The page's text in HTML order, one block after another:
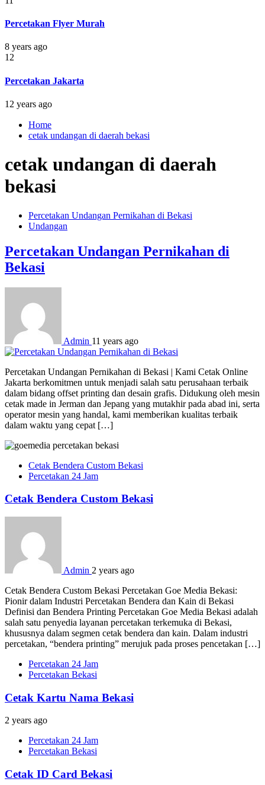
Percetakan Flyer Murah
8 years ago
12
Percetakan Jakarta
12 years ago
Home
cetak undangan di daerah bekasi
cetak undangan di daerah
bekasi
Percetakan Undangan Pernikahan di Bekasi
Undangan
Percetakan Undangan Pernikahan di
Bekasi
Admin 11 years ago
Percetakan Undangan Pernikahan di Bekasi | Kami Cetak Online
Jakarta berkomitmen untuk menjadi salah satu perusahaan terbaik
dalam bidang offset printing dan desain grafis. Didukung oleh mesin
cetak made in Jerman dan Jepang yang mutakhir pada abad ini, serta
operator mesin yang handal, kami memberikan kualitas terbaik
dalam waktu yang cepat […]
Cetak Bendera Custom Bekasi
Percetakan 24 Jam
Cetak Bendera Custom Bekasi
Admin 2 years ago
Cetak Bendera Custom Bekasi Percetakan Goe Media Bekasi:
Pionir dalam Industri Percetakan Bendera dan Kain di Bekasi
Definisi dan Bendera Printing Percetakan Goe Media Bekasi adalah
salah satu penyedia layanan percetakan terkemuka di Bekasi,
khususnya dalam segmen cetak bendera dan kain. Dalam industri
percetakan, “bendera printing” merujuk pada proses pencetakan […]
Percetakan 24 Jam
Percetakan Bekasi
Cetak Kartu Nama Bekasi
2 years ago
Percetakan 24 Jam
Percetakan Bekasi
Cetak ID Card Bekasi